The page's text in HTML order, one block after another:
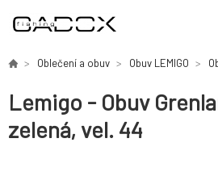
Oblečení a obuv Obuv LEMIGO
Lemigo - Obuv
zelená, vel. 44